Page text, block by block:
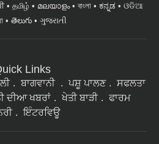
தமிழ் മലയാളം বাংলা ಕನ್ನಡ
ଓଡିଆ
తెలుగు ગુજરાતી
Links
ਬਾਗਵਾਨੀ ਪਸ਼ੂ ਪਾਲਣ
ਸਫਲਤਾ
ਦੀਆ ਖਬਰਾਂ ਖੇਤੀ ਬਾੜੀ
ਫਾਰਮ
ਇੰਟਰਵਿਊ